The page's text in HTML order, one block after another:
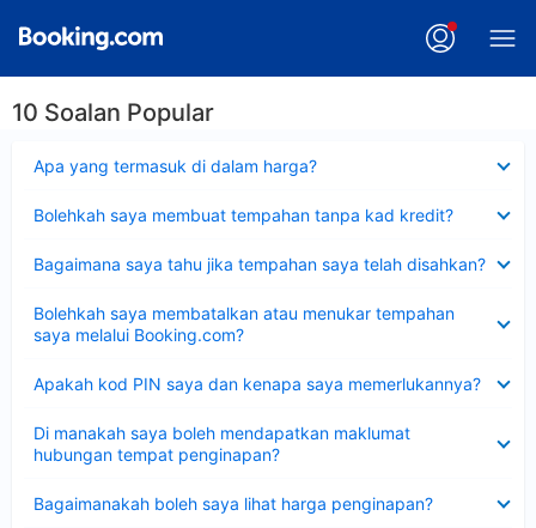
10 Soalan Popular
Apa yang termasuk di dalam harga?
Bolehkah saya membuat tempahan tanpa kad kredit?
Bagaimana saya tahu jika tempahan saya telah disahkan?
Bolehkah saya membatalkan atau menukar tempahan
saya melalui Booking.com?
Apakah kod PIN saya dan kenapa saya memerlukannya?
Di manakah saya boleh mendapatkan maklumat
hubungan tempat penginapan?
Bagaimanakah boleh saya lihat harga penginapan?